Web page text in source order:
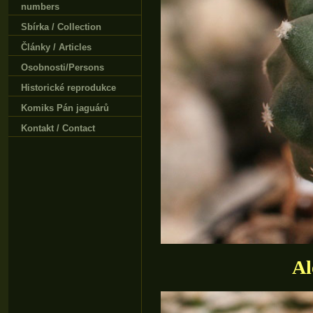
numbers
Sbírka / Collection
Články / Articles
Osobnosti/Persons
Historické reprodukce
Komiks Pán jaguárů
Kontakt / Contact